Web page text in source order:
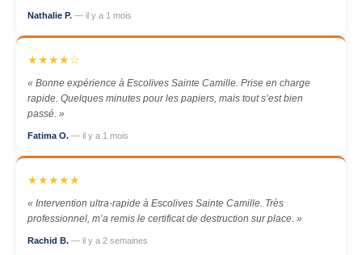
Nathalie P. — il y a 1 mois
★★★★☆
« Bonne expérience à Escolives Sainte Camille. Prise en charge
rapide. Quelques minutes pour les papiers, mais tout s’est bien
passé. »
Fatima O. — il y a 1 mois
★★★★★
« Intervention ultra-rapide à Escolives Sainte Camille. Très
professionnel, m’a remis le certificat de destruction sur place. »
Rachid B. — il y a 2 semaines